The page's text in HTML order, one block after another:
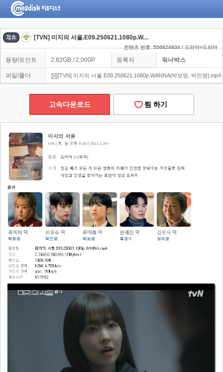
[TVN] 미지의 서울.E09.250621.1080p.WANNA[박보영, 박진영]
컨텐츠 번호: 556824934 / 드라마>드라마
용량/포인트 2.82GB / 2,000P 등록자 워너박스
파일/폴더 [TVN] 미지의 서울.E09.250621.1080p.WANNA[박보영, 박진영].mp4
고속다운로드 찜 하기